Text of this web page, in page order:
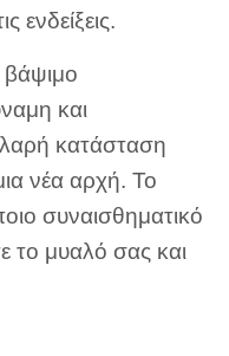
ενδείξεις.
βάψιμο
και
κατάσταση
νέα αρχή. Το
συναισθηματικό
το μυαλό σας και